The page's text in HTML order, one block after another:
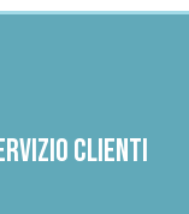
clienti